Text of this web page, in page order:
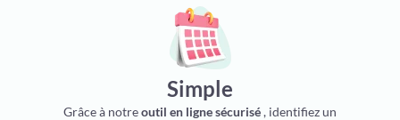
Simple
Grâce à notreoutil en ligne sécurisé, identifiez un